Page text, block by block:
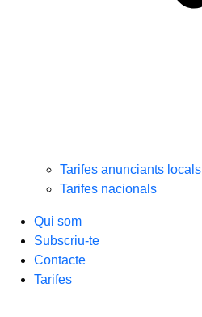
Tarifes anunciants locals
Tarifes nacionals
Qui som
Subscriu-te
Contacte
Tarifes